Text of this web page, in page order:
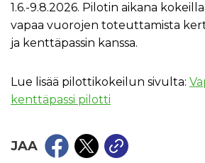
1.6.-9.8.2026. Pilotin aikana
vapaa vuorojen toteuttamista
ja kenttäpassin kanssa.
Lue lisää pilottikokeilun sivulta:
kenttäpassi pilotti
JAA